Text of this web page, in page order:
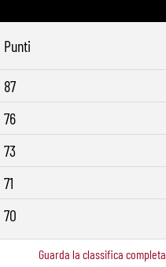
Punti
87
76
73
71
70
Guarda la classifica completa